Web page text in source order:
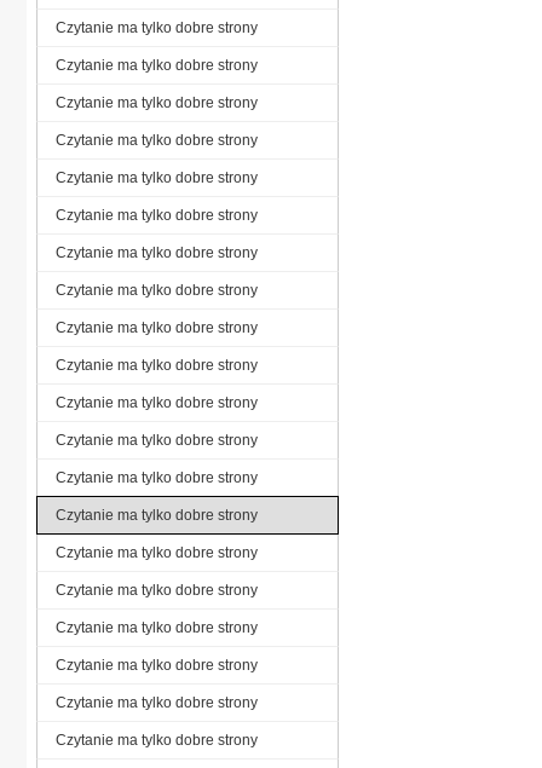
Czytanie ma tylko dobre strony
Czytanie ma tylko dobre strony
Czytanie ma tylko dobre strony
Czytanie ma tylko dobre strony
Czytanie ma tylko dobre strony
Czytanie ma tylko dobre strony
Czytanie ma tylko dobre strony
Czytanie ma tylko dobre strony
Czytanie ma tylko dobre strony
Czytanie ma tylko dobre strony
Czytanie ma tylko dobre strony
Czytanie ma tylko dobre strony
Czytanie ma tylko dobre strony
Czytanie ma tylko dobre strony
Czytanie ma tylko dobre strony
Czytanie ma tylko dobre strony
Czytanie ma tylko dobre strony
Czytanie ma tylko dobre strony
Czytanie ma tylko dobre strony
Czytanie ma tylko dobre strony